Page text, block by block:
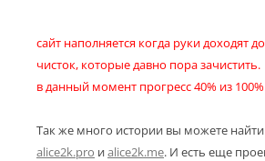
сайт наполняется когда руки доходят
чисток, которые давно пора зачистить.
в данный момент прогресс 40% из 100%
Так же много истории вы можете найти
alice2k.pro иalice2k.me. И есть еще